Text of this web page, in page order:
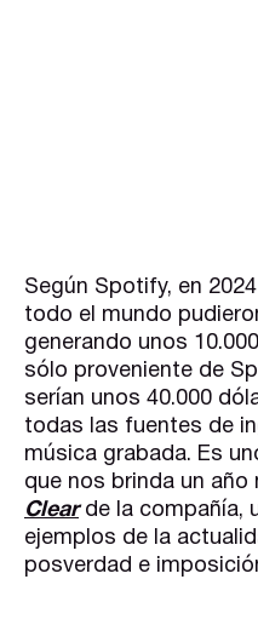
Según Spotify, en
todo el mundo
generando unos
sólo proveniente de
serían unos 40.000
todas las fuentes de
música grabada. Es
que nos brinda un año
Clearde la compañía,
ejemplos de la
posverdad e